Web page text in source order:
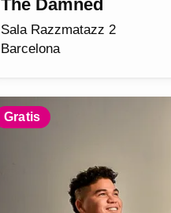
The Damned
Sala Razzmatazz 2
Barcelona
Gratis